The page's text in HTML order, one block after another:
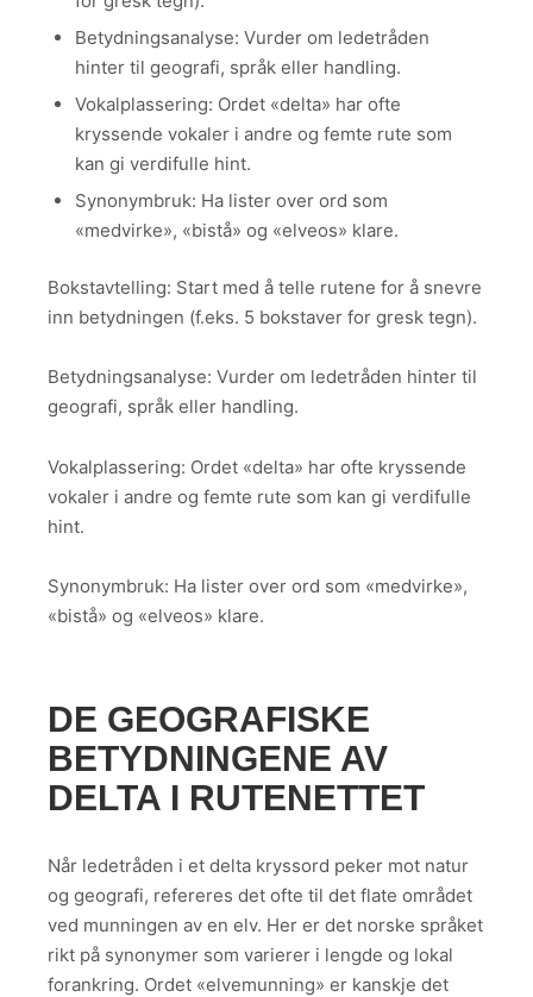
Betydningsanalyse: Vurder om ledetråden
hinter til geografi, språk eller handling.
Vokalplassering: Ordet «delta» har ofte
kryssende vokaler i andre og femte rute som
kan gi verdifulle hint.
Synonymbruk: Ha lister over ord som
«medvirke», «bistå» og «elveos» klare.
Bokstavtelling: Start med å telle rutene for å snevre
inn betydningen (f.eks. 5 bokstaver for gresk tegn).
Betydningsanalyse: Vurder om ledetråden hinter til
geografi, språk eller handling.
Vokalplassering: Ordet «delta» har ofte kryssende
vokaler i andre og femte rute som kan gi verdifulle
hint.
Synonymbruk: Ha lister over ord som «medvirke»,
«bistå» og «elveos» klare.
DE GEOGRAFISKE
BETYDNINGENE AV
DELTA I RUTENETTET
Når ledetråden i et delta kryssord peker mot natur
og geografi, refereres det ofte til det flate området
ved munningen av en elv. Her er det norske språket
rikt på synonymer som varierer i lengde og lokal
forankring. Ordet «elvemunning» er kanskje det